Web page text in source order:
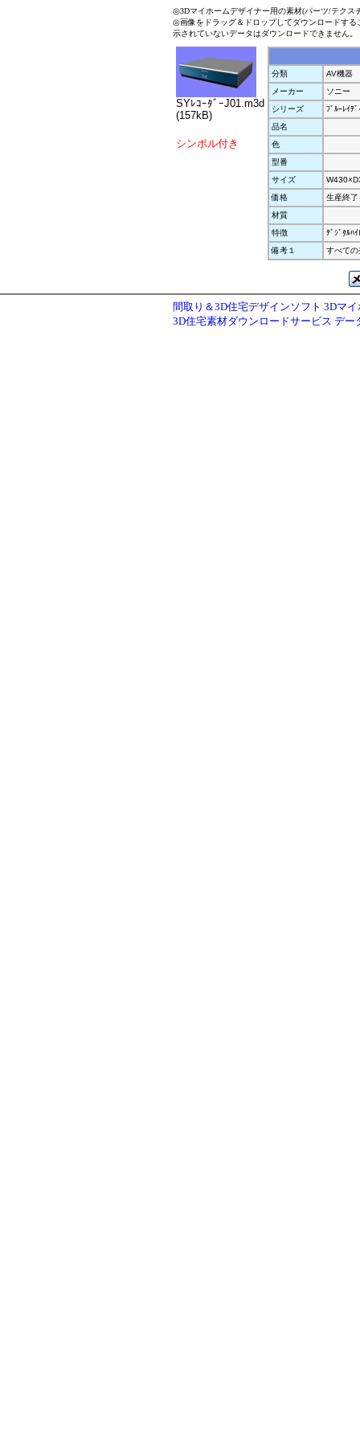
◎3Dマイホームデザイナー用の素材(パーツ/テクス
◎画像をドラッグ＆ドロップしてダウンロードす
示されていないデータはダウンロードできません。
SYﾚｺｰﾀﾞｰJ01.m3d
(157kB)
シンボル付き
分類
AV機器
メーカー
ソニー
シリーズ
ﾌﾞﾙｰﾚｲﾃ
品名
色
型番
サイズ
価格
生産終了
材質
特徴
ﾃﾞｼﾞﾀﾙﾊ
備考１
すべての
間取り＆3D住宅デザインソフト 3Dマ
3D住宅素材ダウンロードサービス デー